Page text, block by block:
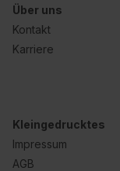
Über uns
Kontakt
Karriere
Kleingedrucktes
Impressum
AGB